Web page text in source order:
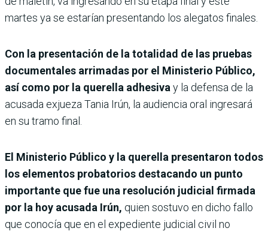
martes ya se estarían presentando los alegatos finales.
Con la presentación de la totalidad de las pruebas
documentales arrimadas por el Ministerio Público,
así como por la querella adhesivay la defensa de la
acusada exjueza Tania Irún, la audiencia oral ingresará
en su tramo final.
El Ministerio Público y la querella presentaron todos
los elementos probatorios destacando un punto
importante que fue una resolución judicial firmada
por la hoy acusada Irún, quien sostuvo en dicho fallo
que conocía que en el expediente judicial civil no